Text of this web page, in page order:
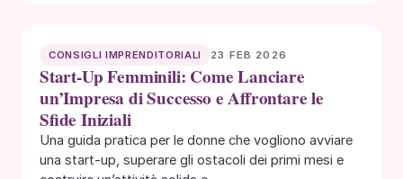
CONSIGLI IMPRENDITORIALI 23 FEB 2026
Start-Up Femminili: Come Lanciare
un’Impresa di Successo e Affrontare le
Sfide Iniziali
Una guida pratica per le donne che vogliono avviare
una start-up, superare gli ostacoli dei primi mesi e